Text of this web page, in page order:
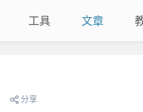
工具 文章
分享